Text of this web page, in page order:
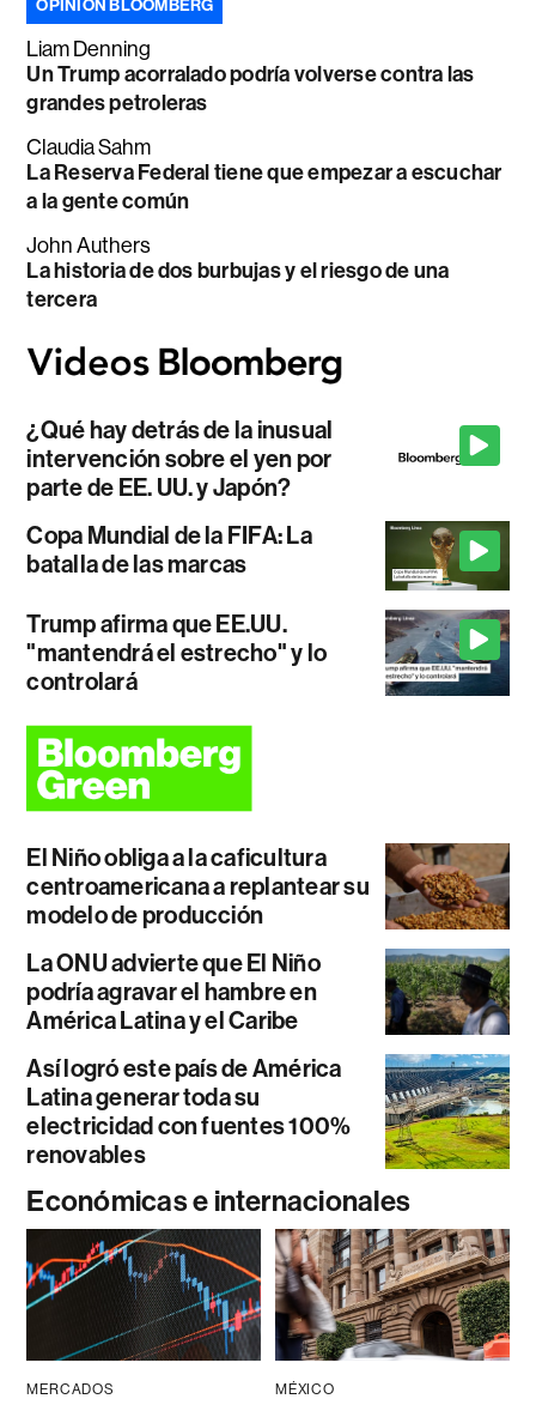
OPINIÓN BLOOMBERG
Liam Denning
Un Trump acorralado podría volverse contra las
grandes petroleras
Claudia Sahm
La Reserva Federal tiene que empezar a escuchar
a la gente común
John Authers
La historia de dos burbujas y el riesgo de una
tercera
¿Qué hay detrás de la inusual
intervención sobre el yen por
parte de EE. UU. y Japón?
Copa Mundial de la FIFA: La
batalla de las marcas
Trump afirma que EE.UU.
"mantendrá el estrecho" y lo
controlará
El Niño obliga a la caficultura
centroamericana a replantear su
modelo de producción
La ONU advierte que El Niño
podría agravar el hambre en
América Latina y el Caribe
Así logró este país de América
Latina generar toda su
electricidad con fuentes 100%
renovables
Económicas e internacionales
MERCADOS MÉXICO